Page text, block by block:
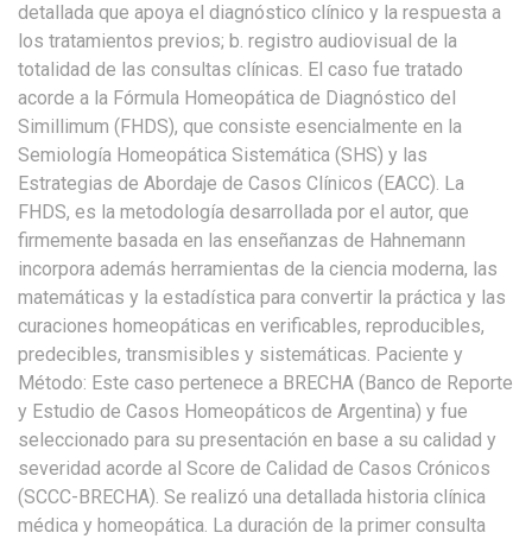
detallada que apoya el diagnóstico clínico y la respuesta a
los tratamientos previos; b. registro audiovisual de la
totalidad de las consultas clínicas. El caso fue tratado
acorde a la Fórmula Homeopática de Diagnóstico del
Simillimum (FHDS), que consiste esencialmente en la
Semiología Homeopática Sistemática (SHS) y las
Estrategias de Abordaje de Casos Clínicos (EACC). La
FHDS, es la metodología desarrollada por el autor, que
firmemente basada en las enseñanzas de Hahnemann
incorpora además herramientas de la ciencia moderna, las
matemáticas y la estadística para convertir la práctica y las
curaciones homeopáticas en verificables, reproducibles,
predecibles, transmisibles y sistemáticas. Paciente y
Método: Este caso pertenece a BRECHA (Banco de Reporte
y Estudio de Casos Homeopáticos de Argentina) y fue
seleccionado para su presentación en base a su calidad y
severidad acorde al Score de Calidad de Casos Crónicos
(SCCC-BRECHA). Se realizó una detallada historia clínica
médica y homeopática. La duración de la primer consulta